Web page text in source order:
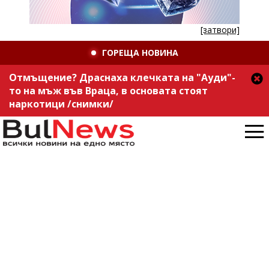
[затвори]
ГОРЕЩА НОВИНА
Отмъщение? Драснаха клечката на "Ауди"-
то на мъж във Враца, в основата стоят
наркотици /снимки/